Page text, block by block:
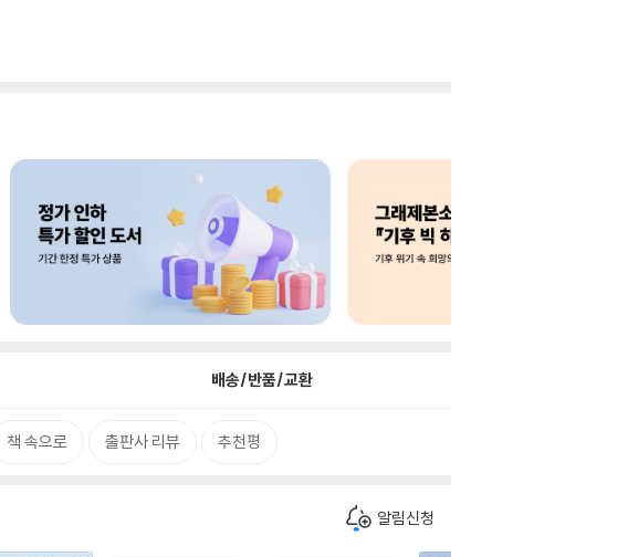
배송/반품/교환
책 속으로 출판사 리뷰 추천평
알림신청